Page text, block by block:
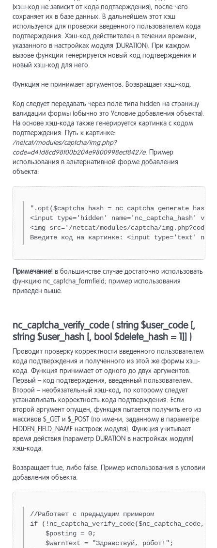
(хэш-код не зависит от кода подтверждения), после чего
сохраняет их в базе данных. В дальнейшем этот хэш
используется для проверки введенного пользователем кода
подтверждения. Хэш-код действителен в течении времени,
указанного в настройках модуля (DURATION). При каждом
вызове функции генерируется новый код подтверждения и
новый хэш-код для него.
Функция не принимает аргументов. Возвращает хэш-код.
Код следует передавать через поле типа hidden на страницу
валидации формы (обычно это Условие добавления объекта).
На основе хэш-кода также генерируется картинка с кодом
подтверждения. Путь к картинке:
/netcat/modules/captcha/img.php?
code=d41d8cd98f00b204e9800998ecf8427e. Пример
использования в альтернативной форме добавления
объекта:
".opt($captcha_hash =
<input type='hidden' name='nc_captcha_hash'
<img src='/netcat/modules/captcha/
Введите код на картинке: <input type='text'
Примечание! в большинстве случае достаточно использовать
функцию nc_captcha_formfield; пример использования
приведен выше.
nc_captcha_verify_code ( string $user_code [,
string $user_hash [, bool $delete_hash = 1]] )
Проводит проверку корректности введенного пользователем
кода подтверждения и полученного из этой же формы хэш-
кода. Функция принимает от одного до двух аргументов.
Первый – код подтверждения, введенный пользователем.
Второй – необязательный хэш-код, по которому следует
устанавливать корректность кода подтверждения. Если
второй аргумент опущен, функция пытается получить его из
массивов $_GET и $_POST (по имени, заданному в параметре
HIDDEN_FIELD_NAME настроек модуля). Функция учитывает
время действия (параметр DURATION в настройках модуля)
хэш-кода.
Возвращает true, либо false. Пример использования в условии
добавления объекта:
//Работает с предыдущим примером
if (!nc_captcha_verify_code($nc_captcha_code,
    $posting = 0;
    $warnText = "Здравствуй, робот!";